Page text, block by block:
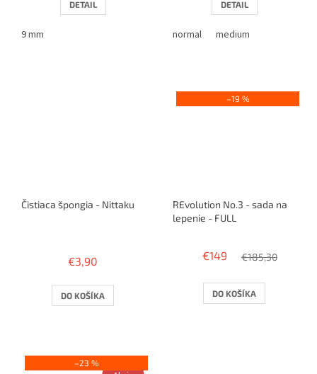
DETAIL
9 mm
DETAIL
normal medium
Čistiaca špongia - Nittaku
produktu
4,0
z
€3,90
DO KOŠÍKA
–19 %
REvolution No.3 - sada na
lepenie - FULL
€149 €185,30
DO KOŠÍKA
–23 %